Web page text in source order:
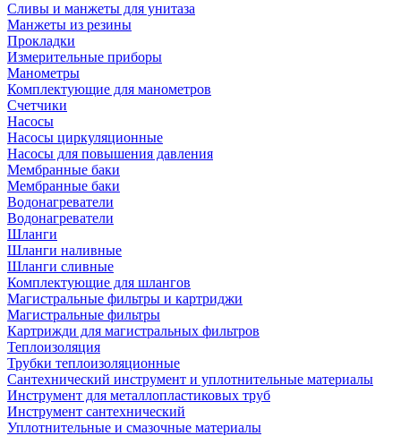
Сливы и манжеты для унитаза
Манжеты из резины
Прокладки
Измерительные приборы
Манометры
Комплектующие для манометров
Счетчики
Насосы
Насосы циркуляционные
Насосы для повышения давления
Мембранные баки
Мембранные баки
Водонагреватели
Водонагреватели
Шланги
Шланги наливные
Шланги сливные
Комплектующие для шлангов
Магистральные фильтры и картриджи
Магистральные фильтры
Картрижди для магистральных фильтров
Теплоизоляция
Трубки теплоизоляционные
Сантехнический инструмент и уплотнительные материалы
Инструмент для металлопластиковых труб
Инструмент сантехнический
Уплотнительные и смазочные материалы